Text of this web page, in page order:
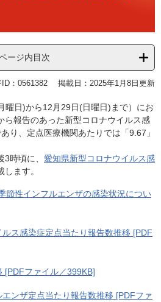
ージ内目次
：0561382 掲載日：2025年1月8日更新
曜日)から12月29日(日曜日)まで）にお
ら報告のあった新型コロナウイルス感
り、定点医療機関あたりでは「9.67」
時頃に、 愛知県新型コロナウイルス感
します。
節性インフルエンザの感染状況につい
ス感染症定点当たり報告数推移 [PDF
ファイル／399KB]
ンザ定点当たり報告数推移 [PDFファ